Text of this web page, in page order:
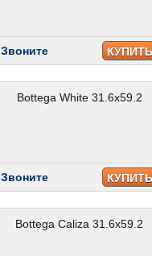
Звоните КУПИТЬ
Bottega White 31.6x59.2
Звоните КУПИТЬ
Bottega Caliza 31.6x59.2